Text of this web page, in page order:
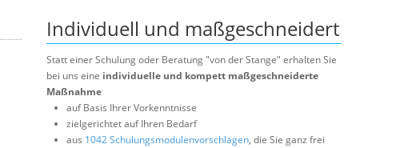
Individuell und maßgeschneidert
Statt einer Schulung oder Beratung "von der Stange" erhalten Sie
bei uns eine individuelle und kompett maßgeschneiderte
Maßnahme
auf Basis Ihrer Vorkenntnisse
zielgerichtet auf Ihren Bedarf
aus 1042 Schulungsmodulenvorschlägen, die Sie ganz frei